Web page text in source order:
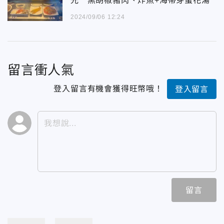
2024/09/06 12:24
留言衝人氣
登入留言有機會獲得旺幣哦！ 登入留言
留言